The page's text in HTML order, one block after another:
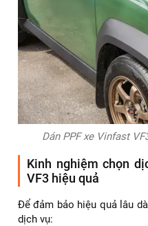
Dán PPF xe Vinfast
Kinh nghiệm chọn
VF3 hiệu quả
Để đảm bảo hiệu quả lâu
dịch vụ: